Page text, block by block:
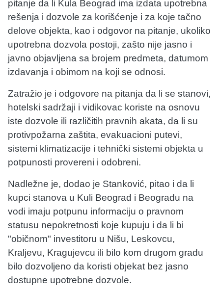
pitanje da li Kula Beograd ima izdata upotrebna
rešenja i dozvole za korišćenje i za koje tačno
delove objekta, kao i odgovor na pitanje, ukoliko
upotrebna dozvola postoji, zašto nije jasno i
javno objavljena sa brojem predmeta, datumom
izdavanja i obimom na koji se odnosi.
Zatražio je i odgovore na pitanja da li se stanovi,
hotelski sadržaji i vidikovac koriste na osnovu
iste dozvole ili različitih pravnih akata, da li su
protivpožarna zaštita, evakuacioni putevi,
sistemi klimatizacije i tehnički sistemi objekta u
potpunosti provereni i odobreni.
Nadležne je, dodao je Stanković, pitao i da li
kupci stanova u Kuli Beograd i Beogradu na
vodi imaju potpunu informaciju o pravnom
statusu nepokretnosti koje kupuju i da li bi
"običnom" investitoru u Nišu, Leskovcu,
Kraljevu, Kragujevcu ili bilo kom drugom gradu
bilo dozvoljeno da koristi objekat bez jasno
dostupne upotrebne dozvole.